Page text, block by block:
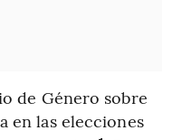
de Género sobre
en las elecciones